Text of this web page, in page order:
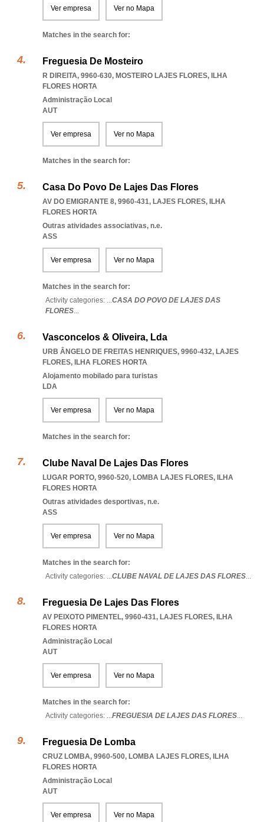
Ver empresa Ver no Mapa
Matches in the search for:
Freguesia De Mosteiro
R DIREITA, 9960-630, MOSTEIRO LAJES FLORES, ILHA
FLORES HORTA
Administração Local
AUT
Ver empresa Ver no Mapa
Matches in the search for:
Casa Do Povo De Lajes Das Flores
AV DO EMIGRANTE 8, 9960-431, LAJES FLORES, ILHA
FLORES HORTA
Outras atividades associativas, n.e.
ASS
Ver empresa Ver no Mapa
Matches in the search for:
Activity categories: ...CASA DO POVO DE LAJES DAS
FLORES...
Vasconcelos & Oliveira, Lda
URB ÂNGELO DE FREITAS HENRIQUES, 9960-432, LAJES
FLORES, ILHA FLORES HORTA
Alojamento mobilado para turistas
LDA
Ver empresa Ver no Mapa
Matches in the search for:
Clube Naval De Lajes Das Flores
LUGAR PORTO, 9960-520, LOMBA LAJES FLORES, ILHA
FLORES HORTA
Outras atividades desportivas, n.e.
ASS
Ver empresa Ver no Mapa
Matches in the search for:
Activity categories: ...CLUBE NAVAL DE LAJES DAS FLORES...
Freguesia De Lajes Das Flores
AV PEIXOTO PIMENTEL, 9960-431, LAJES FLORES, ILHA
FLORES HORTA
Administração Local
AUT
Ver empresa Ver no Mapa
Matches in the search for:
Activity categories: ...FREGUESIA DE LAJES DAS FLORES...
Freguesia De Lomba
CRUZ LOMBA, 9960-500, LOMBA LAJES FLORES, ILHA
FLORES HORTA
Administração Local
AUT
Ver empresa Ver no Mapa